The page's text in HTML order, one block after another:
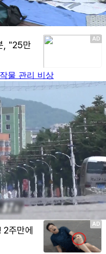
물 관리 비상